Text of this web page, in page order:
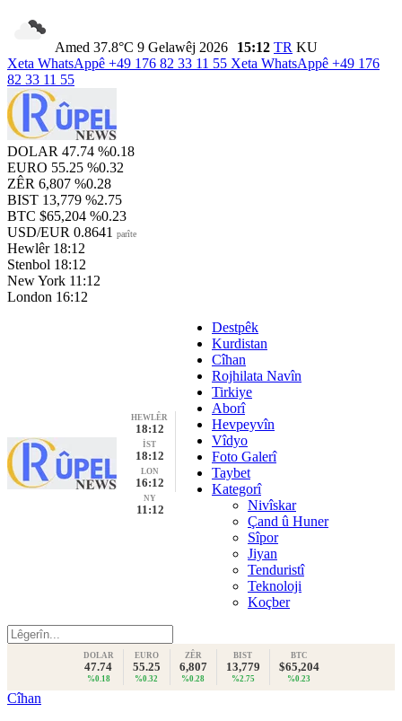
Amed 37.8°C 9 Gelawêj 2026 15:12 TR KU
Xeta WhatsAppê +49 176 82 33 11 55 Xeta WhatsAppê +49 176
82 33 11 55
DOLAR 47.74 %0.18
EURO 55.25 %0.32
ZÊR 6,807 %0.28
BIST 13,779 %2.75
BTC $65,204 %0.23
USD/EUR 0.8641 parîte
Hewlêr 18:12
Stenbol 18:12
New York 11:12
London 16:12
HEWLÊR
18:12
İST
18:12
LON
16:12
NY
11:12
Destpêk
Kurdistan
Cîhan
Rojhilata Navîn
Tirkiye
Aborî
Hevpeyvîn
Vîdyo
Foto Galerî
Taybet
Kategorî
Nivîskar
Çand û Huner
Sîpor
Jiyan
Tenduristî
Teknoloji
Koçber
DOLAR
47.74
%0.18
EURO
55.25
%0.32
ZÊR
6,807
%0.28
BIST
13,779
%2.75
BTC
$65,204
%0.23
Cîhan